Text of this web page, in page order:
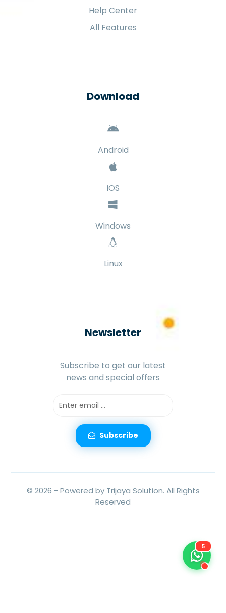
Help Center
All Features
Download
Android
iOS
Windows
Linux
Newsletter
Subscribe to get our latest
news and special offers
Subscribe
© 2026 - Powered by Trijaya Solution. All Rights
Reserved
5